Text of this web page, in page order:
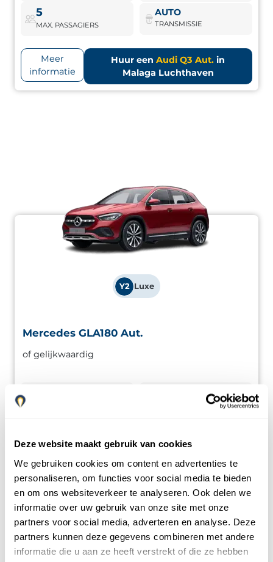
Deze website maakt gebruik van cookies
We gebruiken cookies om content en advertenties te
personaliseren, om functies voor social media te bieden
en om ons websiteverkeer te analyseren. Ook delen we
informatie over uw gebruik van onze site met onze
partners voor social media, adverteren en analyse. Deze
partners kunnen deze gegevens combineren met andere
informatie die u aan ze heeft verstrekt of die ze hebben
5
MAX. PASSAGIERS
AUTO
TRANSMISSIE
Meer
informatie
Huur eenAudi Q3 Aut. in
Malaga Luchthaven
Boek nu
Y2 Luxe
Mercedes GLA180 Aut.
of gelijkwaardig
MAX. PASSAGIERS TRANSMISSIE
Meer
Huur eenMercedes GLA180
Aut.
in Malaga Luchthaven
Mercedes GLA180 Aut.
Compacte SUV met modern design en premium